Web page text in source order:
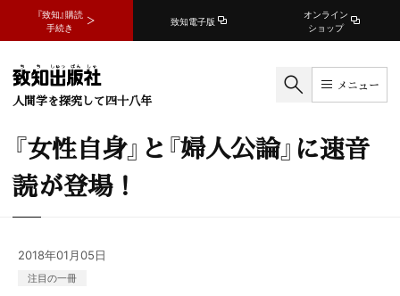
『致知』購読
手続き
致知電子版
オンライン
ショップ
人間学を探究して四十八年
メニュー
『女性自身』と『婦人公論』に速音
読が登場！
2018年01月05日
注目の一冊